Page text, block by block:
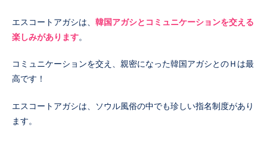
エスコートアガシは、 韓国アガシとコミュニケーションを交える
楽しみがあります。
コミュニケーションを交え、親密になった韓国アガシとのＨは最
高です！
エスコートアガシは、ソウル風俗の中でも珍しい指名制度があり
ます。